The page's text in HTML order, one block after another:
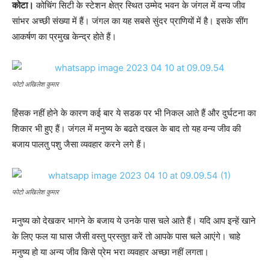
कोटा। कोचिंग सिटी के स्टेशन क्षेत्र स्थित उम्मेद भवन के जंगल में वन्य जीव
सांभर अच्छी संख्या में हैं। जंगल का यह सबसे सुंदर प्राणियों में है। इसके सींग
आकर्षण का प्रमुख केन्द्र होते हैं।
फोटो अखिलेश कुमार
हिंसक नहीं होने के कारण कई बार ये सडक पर भी निकल आते हैं और दुर्घटना का
शिकार भी हुए हैं। जंगल में मनुष्य के बढते दखल के बाद तो यह वन्य जीव की
बजाय पालतु पशु जैसा व्यवहार करने लगे हैं।
फोटो अखिलेश कुमार
मनुष्य को देखकर भागने के बजाय ये उनके पास चले आते हैं। यदि आप इन्हें खाने
के लिए फल या घास जैसी वस्तु प्रस्तुत करें तो आपके पास चले आएंगे। चाहे
मनुष्य हो या अन्य जीव किसे प्रेम भरा व्यवहार अच्छा नहीं लगता।